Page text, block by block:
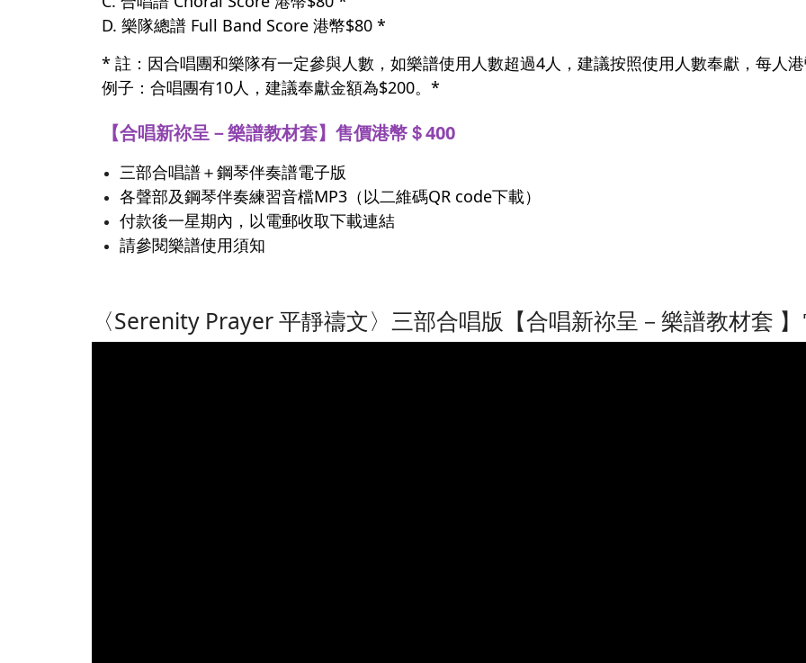
D. 樂隊總譜 Full Band Score 港幣$80 *
* 註：因合唱團和樂隊有一定參與人數，如樂譜使用人數超過4人，建議按照使用人數奉獻，每人
例子：合唱團有10人，建議奉獻金額為$200。*
【合唱新祢呈－樂譜教材套】售價港幣＄400
三部合唱譜＋鋼琴伴奏譜電子版
各聲部及鋼琴伴奏練習音檔MP3（以二維碼QR code下載）
付款後一星期內，以電郵收取下載連結
請參閱樂譜使用須知
〈Serenity Prayer 平靜禱文〉三部合唱版【合唱新祢呈－樂譜教材套